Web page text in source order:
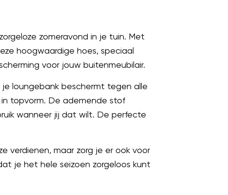
zomeravond in je tuin. Met
hoogwaardige hoes, speciaal
voor jouw buitenmeubilair.
loungebank beschermt tegen alle
topvorm. De ademende stof
wanneer jij dat wilt. De perfecte
verdienen, maar zorg je er ook voor
je het hele seizoen zorgeloos kunt